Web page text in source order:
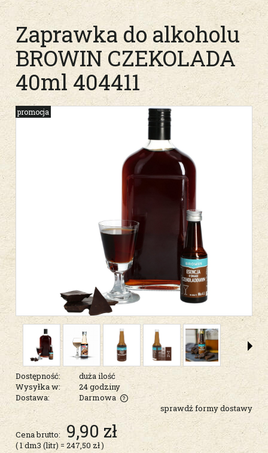
Zaprawka do alkoholu
BROWIN CZEKOLADA
40ml 404411
promocja
Dostępność:
duża ilość
Wysyłka w:
24 godziny
Dostawa:
Darmowa
Cena nie zawiera ewentualnych kosztów płatności
sprawdź formy dostawy
Cena brutto: 9,90 zł
( 1dm3 (litr) = 247,50 zł)